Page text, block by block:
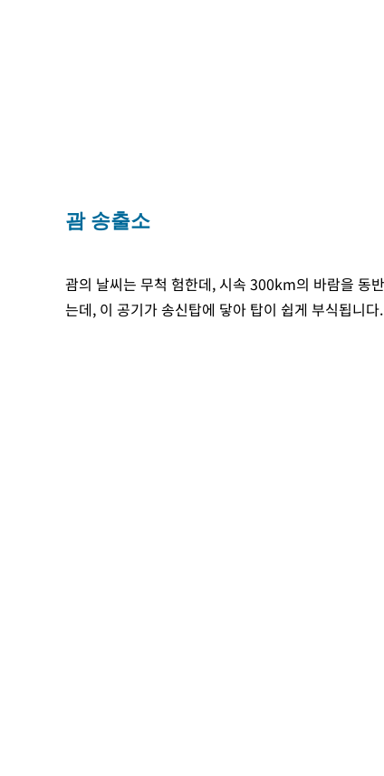
괌 송출소
괌의 날씨는 무척 험한데, 시속 300km의 바람을 동
는데, 이 공기가 송신탑에 닿아 탑이 쉽게 부식됩니